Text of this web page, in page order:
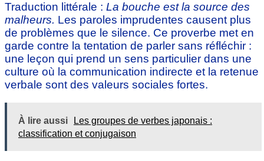
Traduction littérale : La bouche est la source des
malheurs. Les paroles imprudentes causent plus
de problèmes que le silence. Ce proverbe met en
garde contre la tentation de parler sans réfléchir :
une leçon qui prend un sens particulier dans une
culture où la communication indirecte et la retenue
verbale sont des valeurs sociales fortes.
À lire aussi
Les groupes de verbes japonais :
classification et conjugaison